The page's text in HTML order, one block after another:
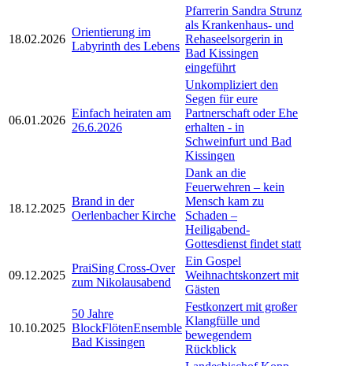
18.02.2026
Orientierung im
Labyrinth des Lebens
Pfarrerin Sandra Strunz
als Krankenhaus- und
Rehaseelsorgerin in
Bad Kissingen
eingeführt
06.01.2026
Einfach heiraten am
26.6.2026
Unkompliziert den
Segen für eure
Partnerschaft oder Ehe
erhalten - in
Schweinfurt und Bad
Kissingen
18.12.2025
Brand in der
Oerlenbacher Kirche
Dank an die
Feuerwehren – kein
Mensch kam zu
Schaden –
Heiligabend-
Gottesdienst findet statt
09.12.2025
PraiSing Cross-Over
zum Nikolausabend
Ein Gospel
Weihnachtskonzert mit
Gästen
10.10.2025
50 Jahre
BlockFlötenEnsemble
Bad Kissingen
Festkonzert mit großer
Klangfülle und
bewegendem
Rückblick